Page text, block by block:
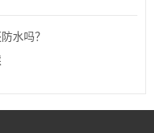
水吗？